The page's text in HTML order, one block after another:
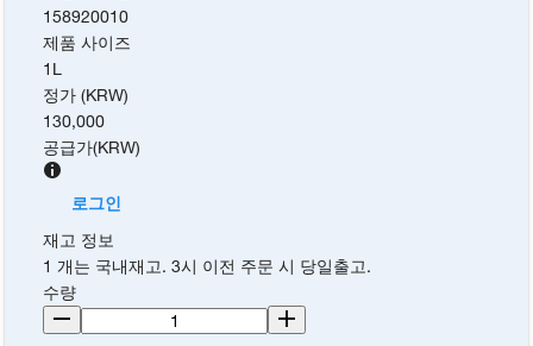
158920010
제품 사이즈
1L
정가 (KRW)
130,000
공급가(KRW)
로그인
재고 정보
1 개는 국내재고. 3시 이전 주문 시 당일출고.
수량